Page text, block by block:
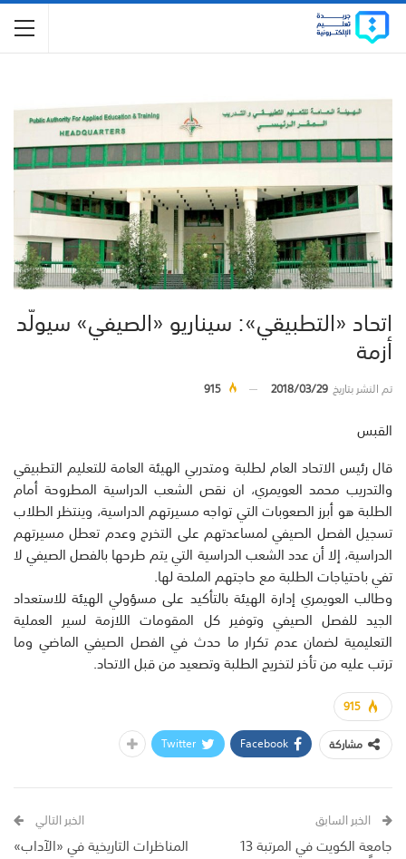
اتحاد «التطبيقي»: سيناريو «الصيفي» سيولّد
أزمة
تم النشر بتاريخ2018/03/29
915
القبس
قال رئيس الاتحاد العام لطلبة ومتدربي الهيئة العامة للتعليم التطبيقي
والتدريب محمد العويمري، ان نقص الشعب الدراسية المطروحة أمام
الطلبة هو أبرز الصعوبات التي تواجه مسيرتهم الدراسية، وينتظر الطلاب
تسجيل الفصل الصيفي لمساعدتهم على التخرج وعدم تعطل مسيرتهم
الدراسية، إلا أن عدد الشعب الدراسية التي يتم طرحها بالفصل الصيفي لا
تفي باحتياجات الطلبة مع حاجتهم الملحة لها.
وطالب العويمري إدارة الهيئة بالتأكيد على مسؤولي الهيئة للاستعداد
الجيد للفصل الصيفي وتوفير كل المقومات اللازمة لسير العملية
التعليمية لضمان عدم تكرار ما حدث في الفصل الصيفي الماضي وما
ترتب عليه من تأخر لتخريج الطلبة وتصعيد من قبل الاتحاد.
915
مشاركة
Facebook
Twitter
الخبر السابق
جامعة الكويت في المرتبة 13
الخبر التالي
المناظرات التاريخية في «الآداب»